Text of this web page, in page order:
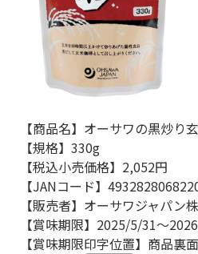
【商品名】オーサワの黒炒り
【規格】330g
【税込小売価格】2,052円
【JANコード】
【販売者】オーサワジャパン
【賞味期限】2025/5/31～
【賞味期限印字位置】商品裏面